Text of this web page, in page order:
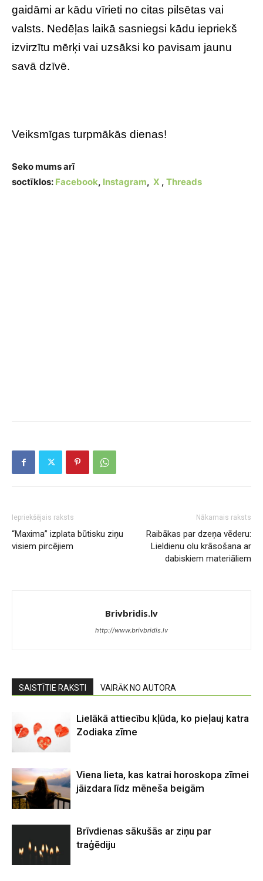
gaidāmi ar kādu vīrieti no citas pilsētas vai
valsts. Nedēļas laikā sasniegsi kādu iepriekš
izvirzītu mērķi vai uzsāksi ko pavisam jaunu
savā dzīvē.
Veiksmīgas turpmākās dienas!
Seko mums arī
soctīklos: Facebook, Instagram, X , Threads
Iepriekšējais raksts
“Maxima” izplata būtisku ziņu
visiem pircējiem
Nākamais raksts
Raibākas par dzeņa vēderu:
Lieldienu olu krāsošana ar
dabiskiem materiāliem
Brivbridis.lv
http://www.brivbridis.lv
SAISTĪTIE RAKSTI VAIRĀK NO AUTORA
Lielākā attiecību kļūda, ko pieļauj katra
Zodiaka zīme
Viena lieta, kas katrai horoskopa zīmei
jāizdara līdz mēneša beigām
Brīvdienas sākušās ar ziņu par
traģēdiju